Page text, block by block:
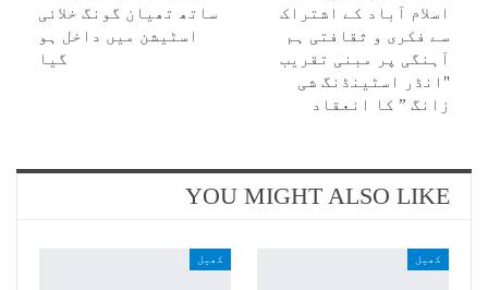
اسلام آباد کے اشتراک
سے فکری و ثقافتی ہم
آہنگی پر مبنی تقریب
"انڈر اسٹینڈنگ شی
زانگ ” کا انعقاد
ساتھ تھیان گونگ خلائی
اسٹیشن میں داخل ہو
گیا
YOU MIGHT ALSO LIKE
کھیل کھیل